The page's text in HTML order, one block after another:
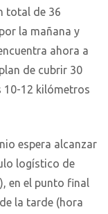
total de 36
la mañana y
ahora a
de cubrir 30
10-12 kilómetros
espera alcanzar
logístico de
en el punto final
la tarde (hora